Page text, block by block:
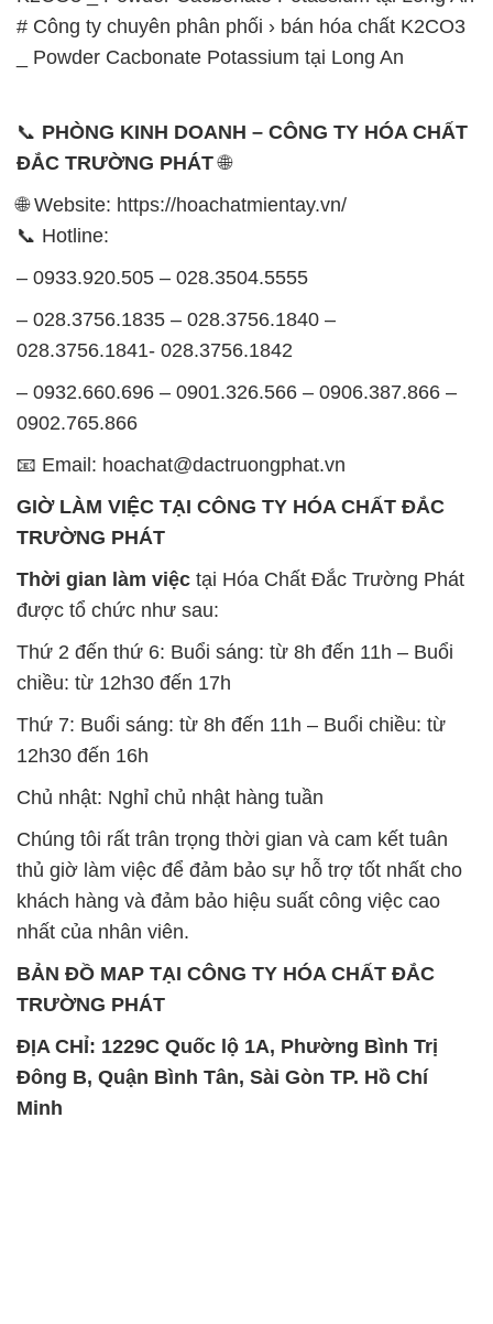
0902.765.866
📧 Email: hoachat@dactruongphat.vn
TRƯỜNG PHÁT
Thời gian làm việctại Hóa Chất Đắc Trường Phát
được tổ chức như sau:
Thứ 2 đến thứ 6: Buổi sáng: từ 8h đến 11h – Buổi
chiều: từ 12h30 đến 17h
Thứ 7: Buổi sáng: từ 8h đến 11h – Buổi chiều: từ
12h30 đến 16h
Chủ nhật: Nghỉ chủ nhật hàng tuần
Chúng tôi rất trân trọng thời gian và cam kết tuân
thủ giờ làm việc để đảm bảo sự hỗ trợ tốt nhất cho
khách hàng và đảm bảo hiệu suất công việc cao
nhất của nhân viên.
BẢN ĐỒ MAP TẠI CÔNG TY HÓA CHẤT ĐẮC
TRƯỜNG PHÁT
ĐỊA CHỈ: 1229C Quốc lộ 1A, Phường Bình Trị
Đông B, Quận Bình Tân, Sài Gòn TP. Hồ Chí
SẢN PHẨM TƯƠNG TỰ